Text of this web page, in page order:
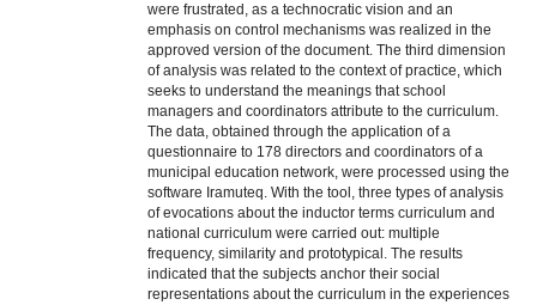
were frustrated, as a technocratic vision and an
emphasis on control mechanisms was realized in the
approved version of the document. The third dimension
of analysis was related to the context of practice, which
seeks to understand the meanings that school
managers and coordinators attribute to the curriculum.
The data, obtained through the application of a
questionnaire to 178 directors and coordinators of a
municipal education network, were processed using the
software Iramuteq. With the tool, three types of analysis
of evocations about the inductor terms curriculum and
national curriculum were carried out: multiple
frequency, similarity and prototypical. The results
indicated that the subjects anchor their social
representations about the curriculum in the experiences